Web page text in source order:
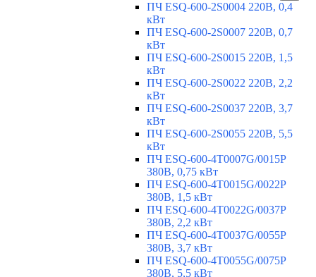
ПЧ ESQ-600-2S0004 220В, 0,4
кВт
ПЧ ESQ-600-2S0007 220В, 0,7
кВт
ПЧ ESQ-600-2S0015 220В, 1,5
кВт
ПЧ ESQ-600-2S0022 220В, 2,2
кВт
ПЧ ESQ-600-2S0037 220В, 3,7
кВт
ПЧ ESQ-600-2S0055 220В, 5,5
кВт
ПЧ ESQ-600-4T0007G/0015P
380В, 0,75 кВт
ПЧ ESQ-600-4T0015G/0022P
380В, 1,5 кВт
ПЧ ESQ-600-4T0022G/0037P
380В, 2,2 кВт
ПЧ ESQ-600-4T0037G/0055P
380В, 3,7 кВт
ПЧ ESQ-600-4T0055G/0075P
380В, 5,5 кВт